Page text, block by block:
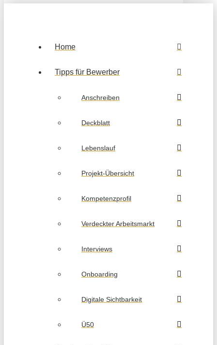
Home
Tipps für Bewerber
Anschreiben
Deckblatt
Lebenslauf
Projekt-Übersicht
Kompetenzprofil
Verdeckter Arbeitsmarkt
Interviews
Onboarding
Digitale Sichtbarkeit
Ü50